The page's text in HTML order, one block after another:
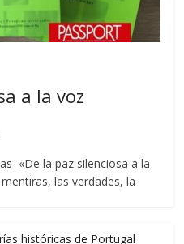
a la voz
«De la paz silenciosa a la
las verdades, la
históricas de Portugal